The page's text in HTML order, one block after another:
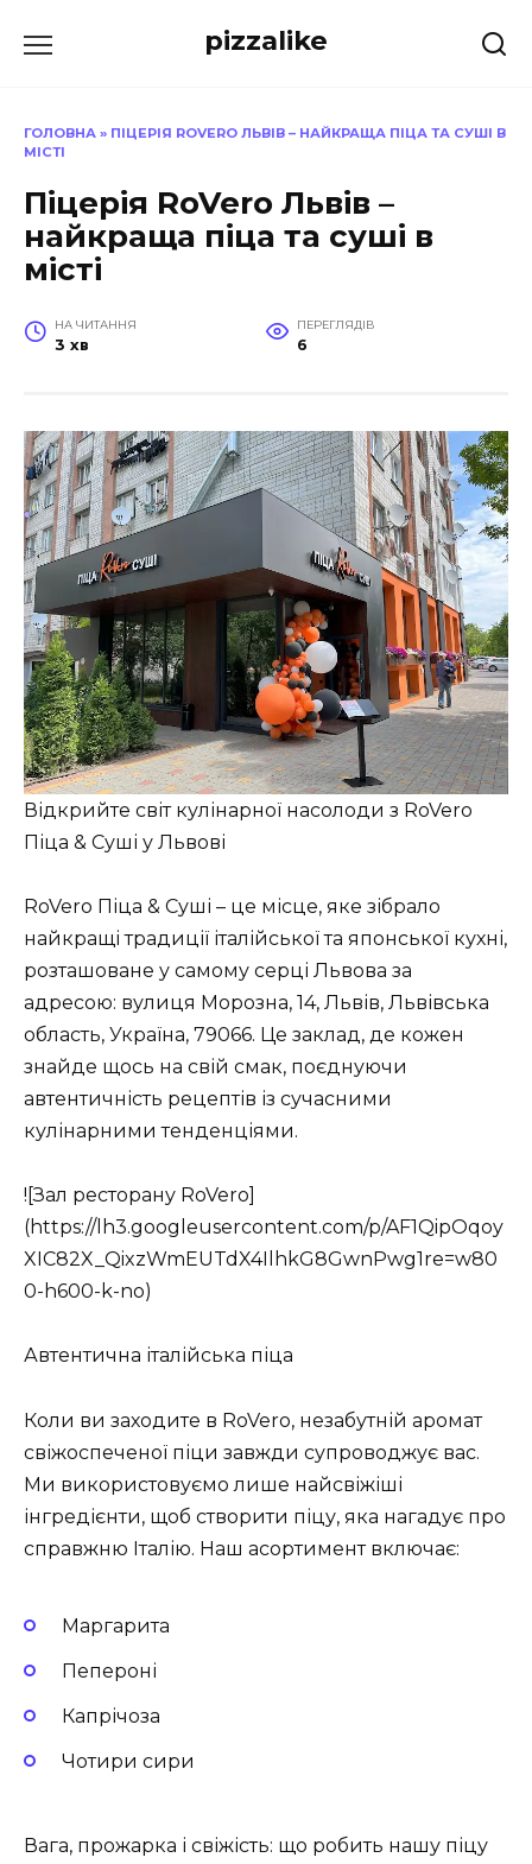
до
pizzalike
ГОЛОВНА » ПІЦЕРІЯ ROVERO ЛЬВІВ – НАЙКРАЩА ПІЦА ТА СУШІ В
МІСТІ
Піцерія RoVero Львів –
найкраща піца та суші в
місті
НА ЧИТАННЯ
3 хв
ПЕРЕГЛЯДІВ
6
Відкрийте світ кулінарної насолоди з RoVero
Піца & Суші у Львові
RoVero Піца & Суші – це місце, яке зібрало
найкращі традиції італійської та японської кухні,
розташоване у самому серці Львова за
адресою: вулиця Морозна, 14, Львів, Львівська
область, Україна, 79066. Це заклад, де кожен
знайде щось на свій смак, поєднуючи
автентичність рецептів із сучасними
кулінарними тенденціями.
![Зал ресторану RoVero]
(https://lh3.googleusercontent.com/p/AF1QipOqoy
XIC82X_QixzWmEUTdX4IlhkG8GwnPwg1re=w80
0-h600-k-no)
Автентична італійська піца
Коли ви заходите в RoVero, незабутній аромат
свіжоспеченої піци завжди супроводжує вас.
Ми використовуємо лише найсвіжіші
інгредієнти, щоб створити піцу, яка нагадує про
справжню Італію. Наш асортимент включає:
Маргарита
Пепероні
Капрічоза
Чотири сири
Вага, прожарка і свіжість: що робить нашу піцу